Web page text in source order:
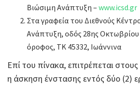
Βιώσιμη Ανάπτυξη – www.icsd.gr
Στα γραφεία του Διεθνούς
Ανάπτυξη, οδός 28ης
όροφος, ΤΚ 45332, Ιωάννινα
Επί του πίνακα, επιτρέπεται
η άσκηση ένστασης εντός δύο (2)